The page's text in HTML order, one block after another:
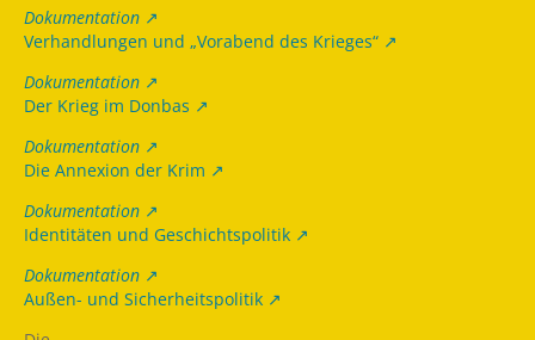
Dokumentation
Verhandlungen und „Vorabend des Krieges“
Dokumentation
Der Krieg im Donbas
Dokumentation
Die Annexion der Krim
Dokumentation
Identitäten und Geschichtspolitik
Dokumentation
Außen- und Sicherheitspolitik